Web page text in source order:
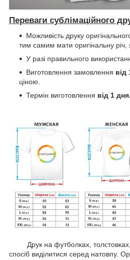
Переваги сублімаційного
Можливість друку
тим самим мати оригінальну річ,
У разі правильного
Виготовлення замовлення від
ціною.
Термін виготовлення від 1 дня.
Друк на футболках,
спосіб виділитися серед натовпу.